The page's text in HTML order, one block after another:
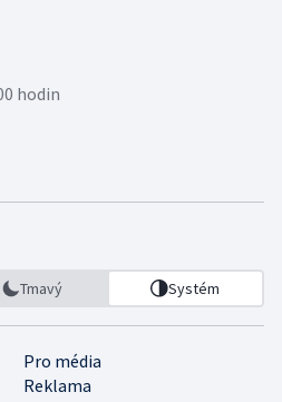
hodin
Tmavý Systém
Pro média
Reklama